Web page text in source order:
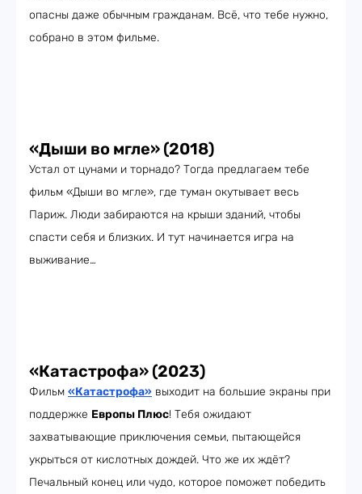
опасны даже обычным гражданам. Всё, что тебе нужно,
собрано в этом фильме.
«Дыши во мгле» (2018)
Устал от цунами и торнадо? Тогда предлагаем тебе
фильм «Дыши во мгле», где туман окутывает весь
Париж. Люди забираются на крыши зданий, чтобы
спасти себя и близких. И тут начинается игра на
выживание…
«Катастрофа» (2023)
Фильм «Катастрофа» выходит на большие экраны при
поддержке Европы Плюс! Тебя ожидают
захватывающие приключения семьи, пытающейся
укрыться от кислотных дождей. Что же их ждёт?
Печальный конец или чудо, которое поможет победить